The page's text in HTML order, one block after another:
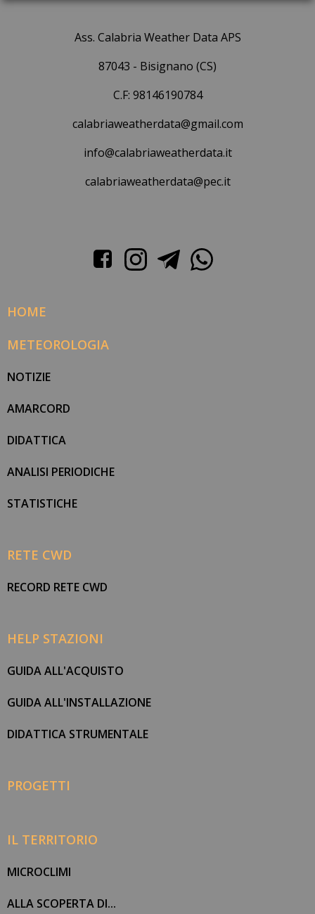
Ass. Calabria Weather Data APS
87043 - Bisignano (CS)
C.F: 98146190784
calabriaweatherdata@gmail.com
info@calabriaweatherdata.it
calabriaweatherdata@pec.it
HOME
METEOROLOGIA
NOTIZIE
AMARCORD
DIDATTICA
ANALISI PERIODICHE
STATISTICHE
RETE CWD
RECORD RETE CWD
HELP STAZIONI
GUIDA ALL'ACQUISTO
GUIDA ALL'INSTALLAZIONE
DIDATTICA STRUMENTALE
PROGETTI
IL TERRITORIO
MICROCLIMI
ALLA SCOPERTA DI...